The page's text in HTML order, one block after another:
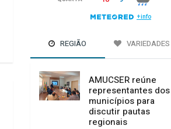
REGIÃO VARIEDADES
AMUCSER reúne
representantes dos
municípios para
discutir pautas
regionais